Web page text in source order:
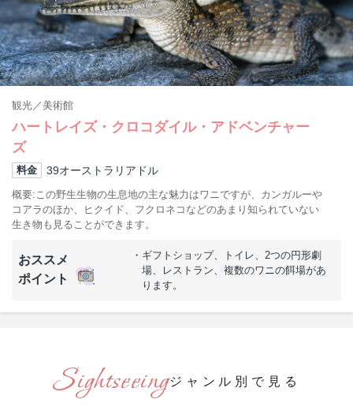
観光 美術館
ハートレイズ・クロコダイル・アドベンチャー
ズ
料金 39オーストラリアドル
概要 この野生生物の生息地の主な魅力はワニですが、カンガルーや
コアラのほか、ヒクイド、フクロネコなどのあまり知られていない
生き物も見ることができます。
おススメ
ポイント
ギフトショップ、トイレ、2つの円形劇
場、レストラン、複数のワニの餌場があ
ります。
ジャンル別で見る